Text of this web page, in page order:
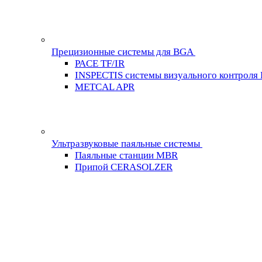
Прецизионные системы для BGA
PACE TF/IR
INSPECTIS системы визуального контроля
METCAL APR
Ультразвуковые паяльные системы
Паяльные станции MBR
Припой CERASOLZER